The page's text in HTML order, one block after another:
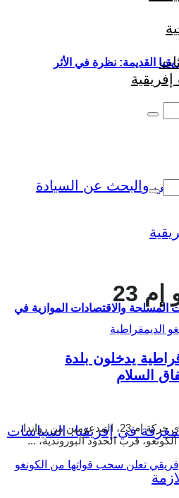
القديمة: نظرة في الأثر
المسلحة والاقتصادات الموازية في
23
يدخلون بلدة
السلام
أفادت مصادر مطلعة أن متمردي حركة إم 23، المدعومين من رواندا،
قرب الحدود البوروندية، ...